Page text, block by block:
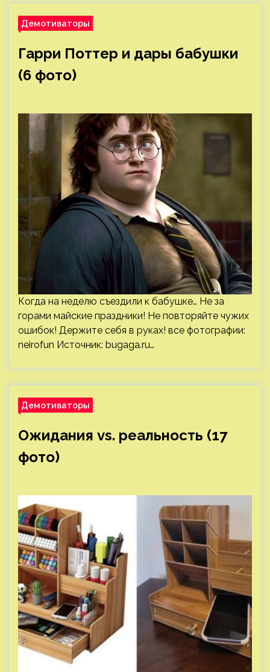
Демотиваторы
Гарри Поттер и дары бабушки
(6 фото)
Когда на неделю съездили к бабушке… Не за
горами майские праздники! Не повторяйте чужих
ошибок! Держите себя в руках! все фотографии:
neirofun Источник: bugaga.ru…
Демотиваторы
Ожидания vs. реальность (17
фото)